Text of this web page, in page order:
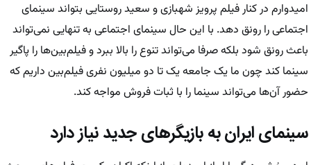
امیدوارم در کنار فیلم پرویز شهبازی و سعید روستایی بتواند سینمای
اجتماعی را رونق دهد. با این حال سینمای اجتماعی به تنهایی نمی‌تواند
باعث رونق شود بلکه صرفا می‌تواند تنوع را بالا ببرد و فیلم‌بین‌ها را پاگیر
سینما کند چون ما یک جامعه یک تا دو میلیون نفری فیلم‌بین داریم که
حضور آن‌ها می‌تواند سینما را با ثبات فروش مواجه کند.
سینمای ایران به بازیگرهای جدید نیاز دارد